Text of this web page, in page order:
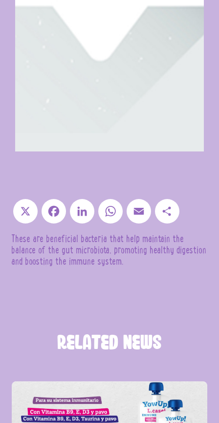
X Facebook LinkedIn WhatsApp Email
These are beneficial bacteria that help maintain the
balance of the gut microbiota, promoting healthy digestion
and boosting the immune system.
RELATED NEWS